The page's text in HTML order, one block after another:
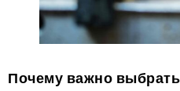
Почему важно